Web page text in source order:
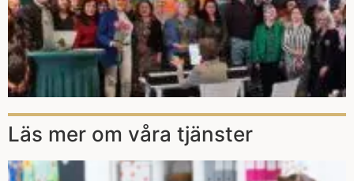
Läs mer om våra tjänster